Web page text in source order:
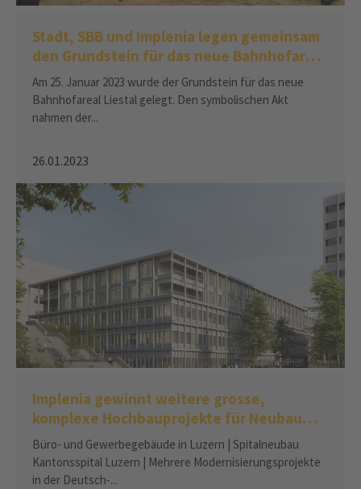
Stadt, SBB und Implenia legen gemeinsam
den Grundstein für das neue Bahnhofareal
Liestal
Am 25. Januar 2023 wurde der Grundstein für das neue
Bahnhofareal Liestal gelegt. Den symbolischen Akt
nahmen der...
26.01.2023
Implenia gewinnt weitere grosse,
komplexe Hochbauprojekte für Neubau
und Modernisierung in der Schweiz
Büro- und Gewerbegebäude in Luzern | Spitalneubau
Kantonsspital Luzern | Mehrere Modernisierungsprojekte
in der Deutsch-...